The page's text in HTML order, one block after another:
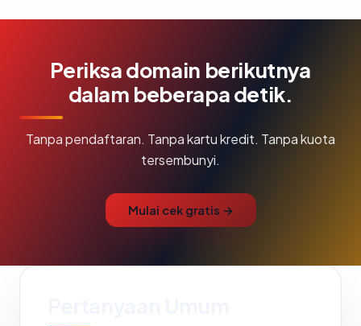
Periksa domain berikutnya
dalam beberapa detik.
Tanpa pendaftaran. Tanpa kartu kredit. Tanpa kuota
tersembunyi.
Mulai cek gratis →